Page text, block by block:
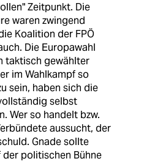
Zeitpunkt. Die
waren zwingend
Koalition der FPÖ
Die Europawahl
taktisch gewählter
im Wahlkampf so
sein, haben sich die
selbst
Wer so handelt bzw.
aussucht, der
Gnade sollte
der politischen Bühne